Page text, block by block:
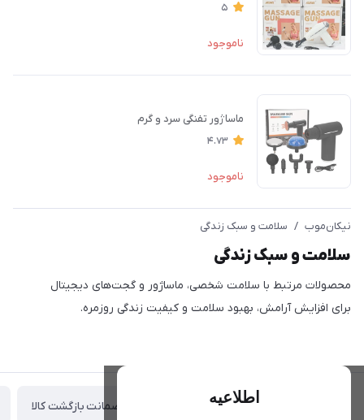
5
ناموجود
ماساژور تفنگی سرد و گرم
4.73
ناموجود
نیکان‌موب / سلامت و سبک زندگی
سلامت و سبک زندگی
محصولات مرتبط با سلامت شخصی، ماساژور و گجت‌های دیجیتال
برای افزایش آرامش، بهبود سلامت و کیفیت زندگی روزمره.
اطلاعیه
تحویل اکسپرس(با هماهنگی) ضمانت بازگشت کالا